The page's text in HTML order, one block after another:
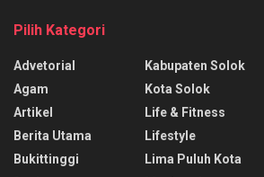
Pilih Kategori
Advetorial
Agam
Artikel
Berita Utama
Bukittinggi
Kabupaten Solok
Kota Solok
Life & Fitness
Lifestyle
Lima Puluh Kota